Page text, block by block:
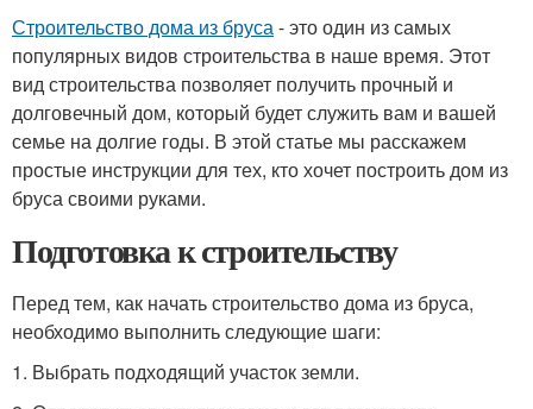
Строительство дома из бруса- это один из самых
популярных видов строительства в наше время. Этот
вид строительства позволяет получить прочный и
долговечный дом, который будет служить вам и вашей
семье на долгие годы. В этой статье мы расскажем
простые инструкции для тех, кто хочет построить дом из
бруса своими руками.
Подготовка к строительству
Перед тем, как начать строительство дома из бруса,
необходимо выполнить следующие шаги:
1. Выбрать подходящий участок земли.